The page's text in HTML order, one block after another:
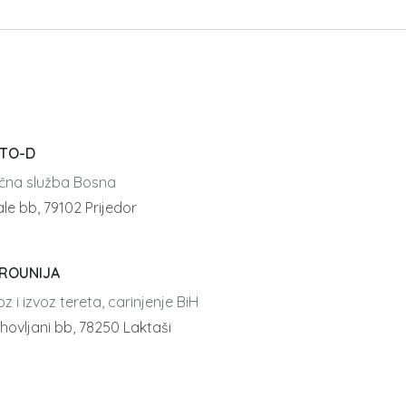
D
služba Bosna
bb, 79102 Prijedor
i izvoz tereta, carinjenje BiH
bb, 78250 Laktaši